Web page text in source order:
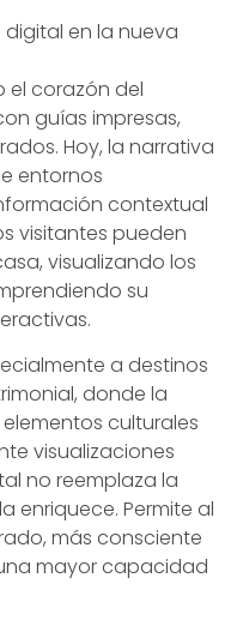
en la nueva
el corazón del
guías impresas,
Hoy, la narrativa
entornos
contextual
visitantes pueden
visualizando los
su
a destinos
donde la
culturales
visualizaciones
no reemplaza la
enriquece. Permite al
más consciente
mayor capacidad